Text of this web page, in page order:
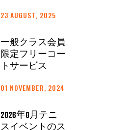
23 AUGUST, 2025
一般クラス会員
限定フリーコー
トサービス
01 NOVEMBER, 2024
2026年8月テニ
スイベントのス